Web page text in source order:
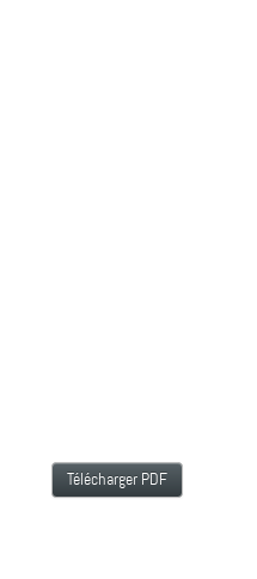
Télécharger PDF